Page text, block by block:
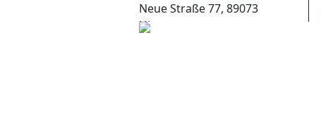
Neue Straße 77, 89073
Ulm